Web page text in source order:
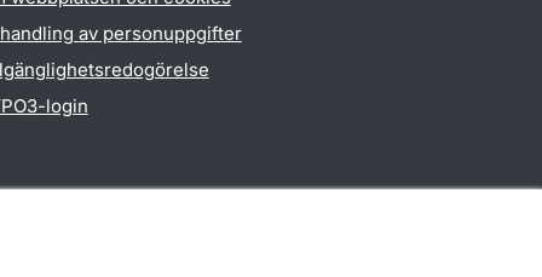
av personuppgifter
login